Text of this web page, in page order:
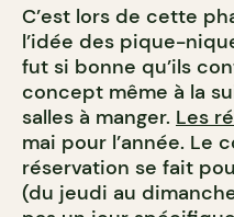
C’est lors de cette
l’idée des pique-
fut si bonne qu’ils
concept même à la
salles à manger. Les
mai pour l’année. Le
réservation se fait
(du jeudi au